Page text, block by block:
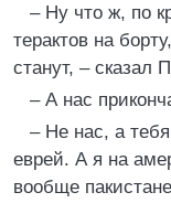
– Ну что ж, по
терактов на
станут, – сказал
– А нас
– Не нас, а
еврей. А я на
вообще